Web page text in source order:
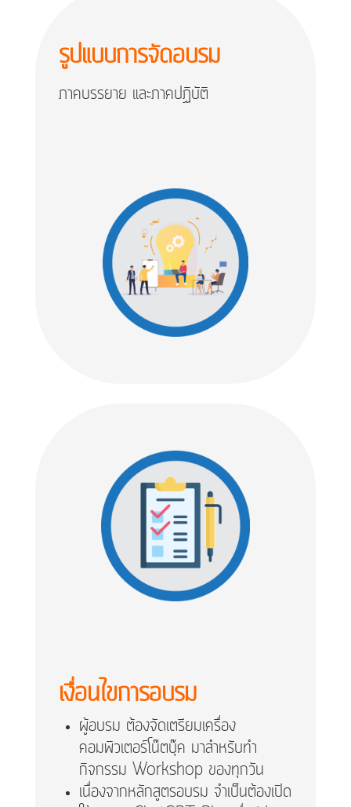
รูปแบบการจัดอบรม
ภาคบรรยาย และภาคปฏิบัติ
เงื่อนไขการอบรม
ผู้อบรม ต้องจัดเตรียมเครื่อง
คอมพิวเตอร์โน๊ตบุ๊ค มาสำหรับทำ
กิจกรรม Workshop ของทุกวัน
เนื่องจากหลักสูตรอบรม จำเป็นต้องเปิด